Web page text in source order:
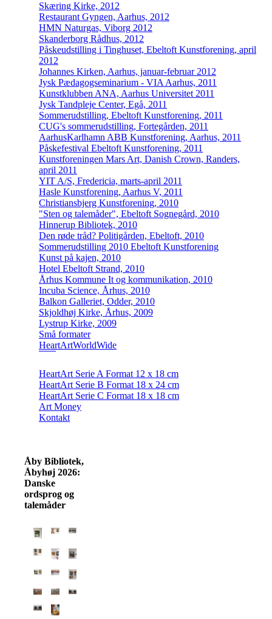
Skæring Kirke, 2012
Restaurant Gyngen, Aarhus, 2012
HMN Naturgas, Viborg 2012
Skanderborg Rådhus, 2012
Påskeudstilling i Tinghuset, Ebeltoft Kunstforening, april
2012
Johannes Kirken, Aarhus, januar-februar 2012
Jysk Pædagogseminarium - VIA Aarhus, 2011
Kunstklubben ANA, Aarhus Universitet 2011
Jysk Tandpleje Center, Egå, 2011
Sommerudstilling, Ebeltoft Kunstforening, 2011
CUG's sommerudstilling, Fortegården, 2011
AarhusKarlhamn ABB Kunstforening, Aarhus, 2011
Påskefestival Ebeltoft Kunstforening, 2011
Kunstforeningen Mars Art, Danish Crown, Randers,
april 2011
YIT A/S, Fredericia, marts-april 2011
Hasle Kunstforening, Aarhus V, 2011
Christiansbjerg Kunstforening, 2010
"Sten og talemåder", Ebeltoft Sognegård, 2010
Hinnerup Bibliotek, 2010
Den røde tråd? Politigården, Ebeltoft, 2010
Sommerudstilling 2010 Ebeltoft Kunstforening
Kunst på kajen, 2010
Hotel Ebeltoft Strand, 2010
Århus Kommune It og kommunikation, 2010
Incuba Science, Århus, 2010
Balkon Galleriet, Odder, 2010
Skjoldhøj Kirke, Århus, 2009
Lystrup Kirke, 2009
Små formater
HeartArtWorldWide
HeartArt Serie A Format 12 x 18 cm
HeartArt Serie B Format 18 x 24 cm
HeartArt Serie C Format 18 x 18 cm
Art Money
Kontakt
Åby Bibliotek,
Åbyhøj 2026:
Danske
ordsprog og
talemåder